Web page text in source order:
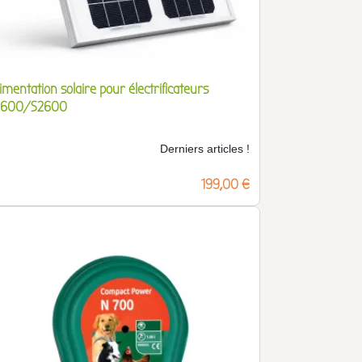
solaire pour électrificateurs
S2600
Derniers articles !
Prix
199,00 €